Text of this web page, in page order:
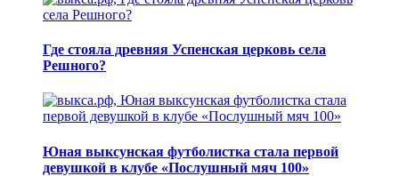
Где стояла древняя Успенская церковь села
Решного?
Юная выксунская футболистка стала первой
девушкой в клубе «Послушный мяч 100»